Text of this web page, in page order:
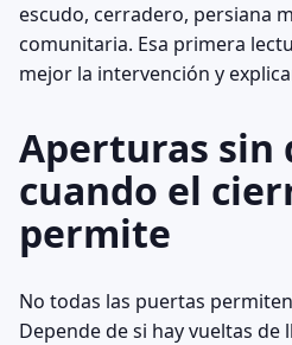
escudo, cerradero, persiana
comunitaria. Esa primera
mejor la intervención y
Aperturas sin
cuando el
permite
No todas las puertas
Depende de si hay vueltas de